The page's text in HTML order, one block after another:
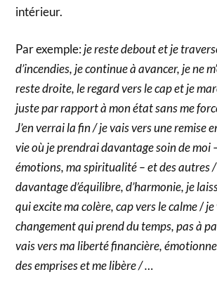
intérieur.
Par exemple:je reste debout et je
d’incendies, je continue à avancer, je ne
reste droite, le regard vers le cap et je
juste par rapport à mon état sans me
J’en verrai la fin / je vaisvers une remise
vie où je prendrai davantage soin de moi
émotions, ma spiritualité – et des autres
davantage d’équilibre, d’harmonie, je
qui excite ma colère, cap vers le calme/je
changement qui prend du temps, pas à
vais vers ma liberté financière,
des emprises et me libère / …